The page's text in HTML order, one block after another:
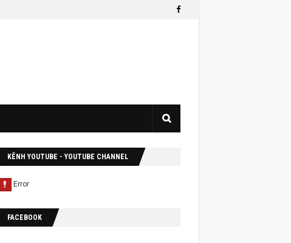
KÊNH YOUTUBE - YOUTUBE CHANNEL
FACEBOOK